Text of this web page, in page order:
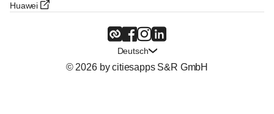
Huawei
Deutsch
© 2026 by citiesapps S&R GmbH